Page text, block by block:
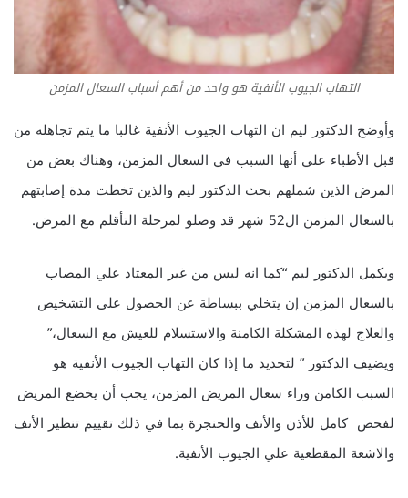
التهاب الجيوب الأنفية هو واحد من أهم أسباب السعال المزمن
وأوضح الدكتور ليم ان التهاب الجيوب الأنفية غالبا ما يتم تجاهله من
قبل الأطباء علي أنها السبب في السعال المزمن، وهناك بعض من
المرض الذين شملهم بحث الدكتور ليم والذين تخطت مدة إصابتهم
بالسعال المزمن ال52 شهر قد وصلو لمرحلة التأقلم مع المرض.
ويكمل الدكتور ليم “كما انه ليس من غير المعتاد علي المصاب
بالسعال المزمن إن يتخلي ببساطة عن الحصول على التشخيص
والعلاج لهذه المشكلة الكامنة والاستسلام للعيش مع السعال،”
ويضيف الدكتور ” لتحديد ما إذا كان التهاب الجيوب الأنفية هو
السبب الكامن وراء سعال المريض المزمن، يجب أن يخضع المريض
لفحص كامل للأذن والأنف والحنجرة بما في ذلك تقييم تنظير الأنف
والاشعة المقطعية علي الجيوب الأنفية.